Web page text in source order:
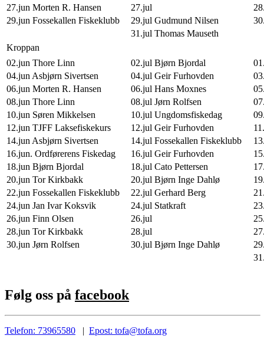
27.jun Morten R. Hansen
27.jul
29.jun Fossekallen Fiskeklubb
29.jul Gudmund Nilsen
31.jul Thomas Mauseth
Kroppan
02.jun Thore Linn
02.jul Bjørn Bjordal
04.jun Asbjørn Sivertsen
04.jul Geir Furhovden
06.jun Morten R. Hansen
06.jul Hans Moxnes
08.jun Thore Linn
08.jul Jørn Rolfsen
10.jun Søren Mikkelsen
10.jul Ungdomsfiskedag
12.jun TJFF Laksefiskekurs
12.jul Geir Furhovden
14.jun Asbjørn Sivertsen
14.jul Fossekallen Fiskeklubb
16.jun. Ordførerens Fiskedag
16.jul Geir Furhovden
18.jun Bjørn Bjordal
18.jul Cato Pettersen
20.jun Tor Kirkbakk
20.jul Bjørn Inge Dahlø
22.jun Fossekallen Fiskeklubb
22.jul Gerhard Berg
24.jun Jan Ivar Koksvik
24.jul Statkraft
26.jun Finn Olsen
26.jul
28.jun Tor Kirkbakk
28.jul
30.jun Jørn Rolfsen
30.jul Bjørn Inge Dahlø
Følg oss på facebook
Telefon: 73965580 | Epost: tofa@tofa.org